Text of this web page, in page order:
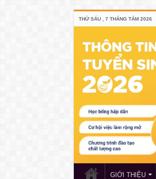
THỨ SÁU , 7 THÁNG TÁM 2026
GIỚI THIỆU